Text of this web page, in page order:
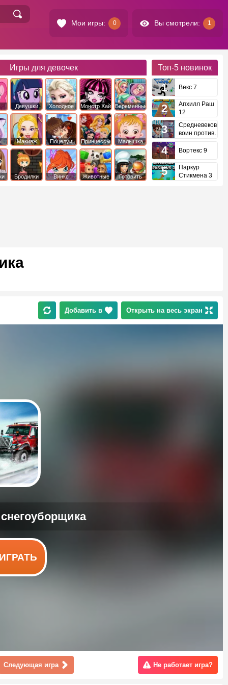
Мои игры: 0 Вы смотрели: 1
Игры для девочек
Девушки
Эквестрии
Холодное
Сердце
Монстр Хай Беременные
Макияж Поцелуи
Принцессы
Диснея
Малышка
Хейзел
Бродилки Винкс Животные
Готовить
Топ-5 новинок
Векс 7
Апхилл Раш
12
Средневековый
воин против
Вортекс 9
Паркур
Стикмена 3
Добавить в Открыть на весь экран
Следующая игра Не работает игра?